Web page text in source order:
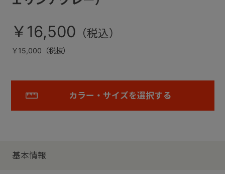
￥16,500
￥15,000（税抜）
カラー・サイズを選択する
基本情報